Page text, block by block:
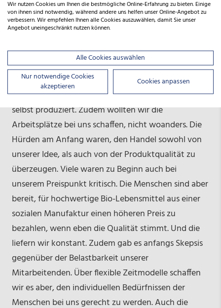
Welche Hürden gab es zu Beginn der Gründung?
Zu Beginn war da eine große Skepsis. Die meisten
Start-ups aus dem Lebensmittelbereich produzieren
nicht selbst. Wie sind aber überzeugt: die
Produktqualität ist besser, wenn man die Dinge
selbst produziert. Zudem wollten wir die
Arbeitsplätze bei uns schaffen, nicht woanders. Die
Hürden am Anfang waren, den Handel sowohl von
unserer Idee, als auch von der Produktqualität zu
überzeugen. Viele waren zu Beginn auch bei
unserem Preispunkt kritisch. Die Menschen sind aber
bereit, für hochwertige Bio-Lebensmittel aus einer
sozialen Manufaktur einen höheren Preis zu
bezahlen, wenn eben die Qualität stimmt. Und die
liefern wir konstant. Zudem gab es anfangs Skepsis
gegenüber der Belastbarkeit unserer
Mitarbeitenden. Über flexible Zeitmodelle schaffen
wir es aber, den individuellen Bedürfnissen der
Menschen bei uns gerecht zu werden. Auch die
Wir nutzen Cookies um Ihnen die bestmögliche Online-Erfahrung zu bieten. Einige
von ihnen sind notwendig, während andere uns helfen unser Online-Angebot zu
verbessern. Wir empfehlen Ihnen alle Cookies auszuwählen, damit Sie unser
Angebot uneingeschränkt nutzen können.
Alle Cookies auswählen
Nur notwendige Cookies
akzeptieren
Cookies anpassen